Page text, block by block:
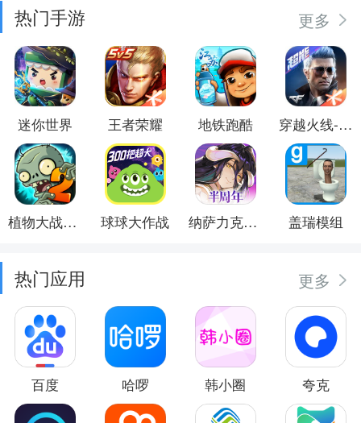
热门手游 更多
迷你世界 王者荣耀 地铁跑酷 穿越火线-枪战王者
植物大战僵尸2 球球大作战 纳萨力克之王 盖瑞模组
热门应用 更多
百度 哈啰 韩小圈 夸克